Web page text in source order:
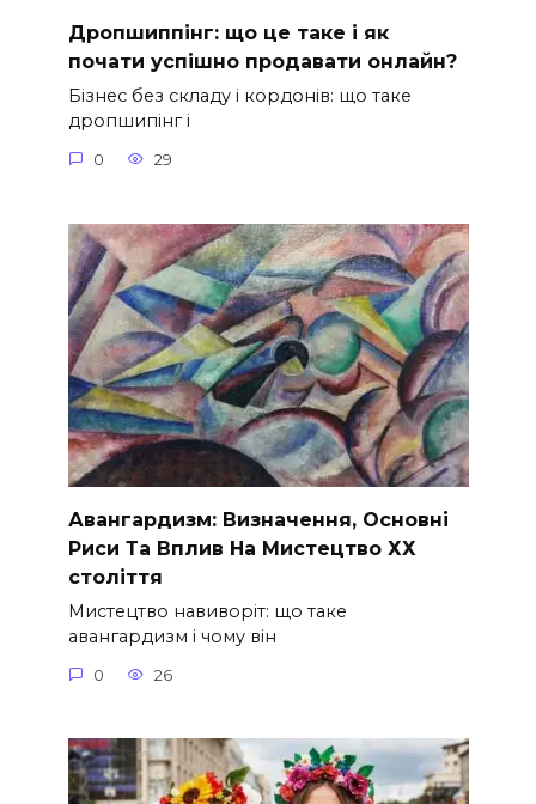
Дропшиппінг: що це таке і як
почати успішно продавати онлайн?
Бізнес без складу і кордонів: що таке
дропшипінг і
0 29
Авангардизм: Визначення, Основні
Риси Та Вплив На Мистецтво ХХ
століття
Мистецтво навиворіт: що таке
авангардизм і чому він
0 26